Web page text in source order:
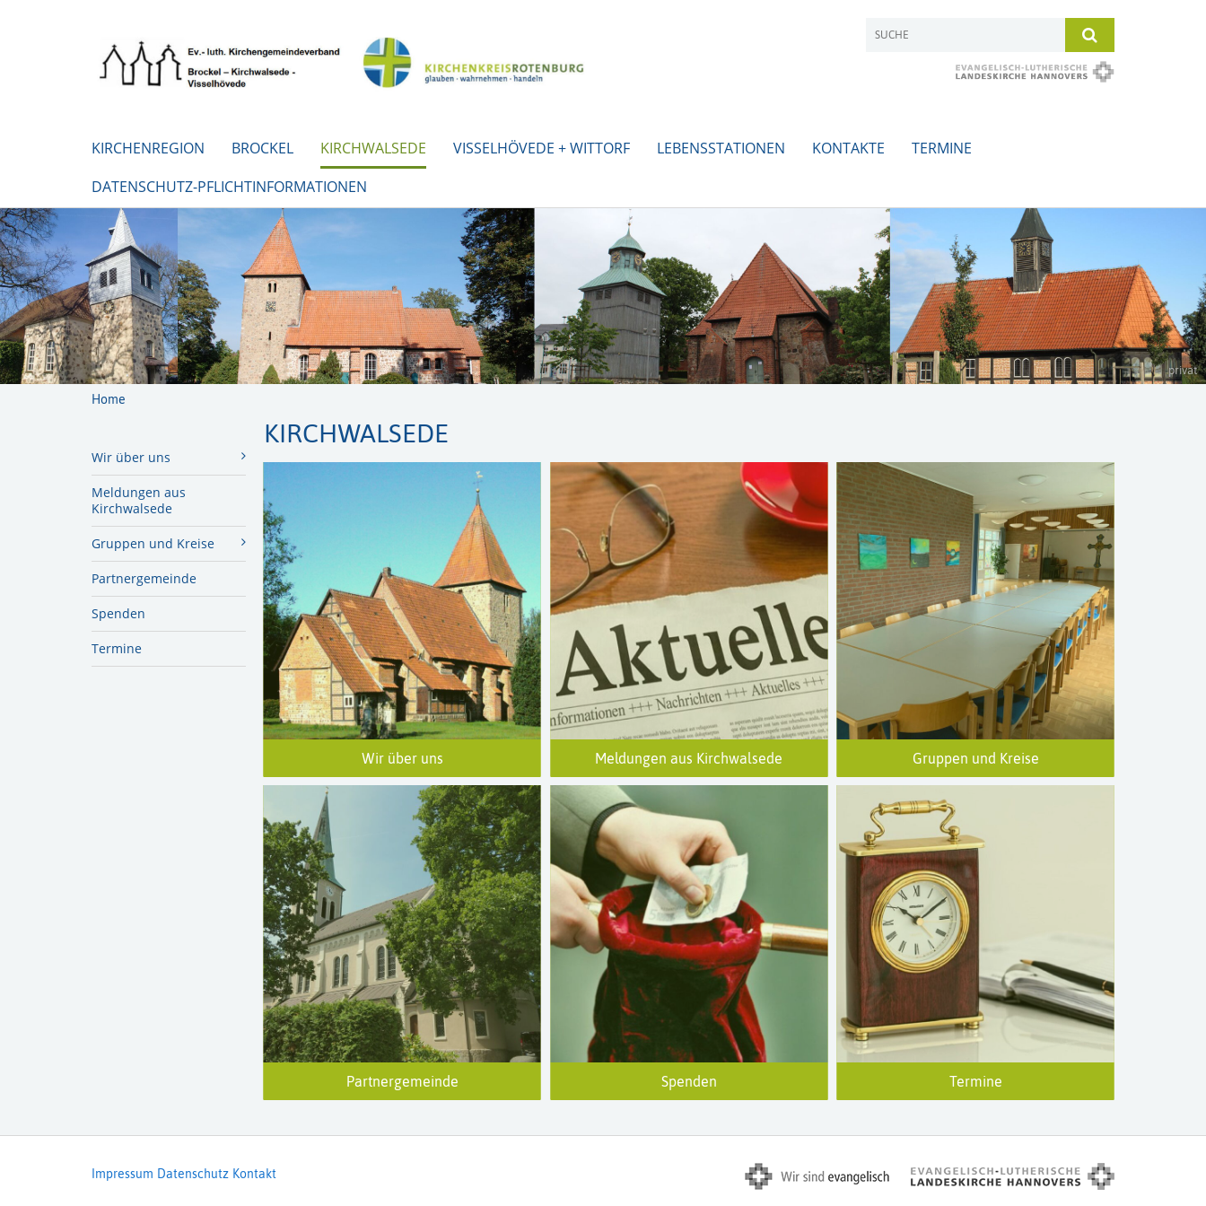
KIRCHENREGION BROCKEL KIRCHWALSEDE VISSELHÖVEDE + WITTORF LEBENSSTATIONEN KONTAKTE
TERMINE
DATENSCHUTZ-PFLICHTINFORMATIONEN
privat
Home
Wir über uns
Meldungen aus
Kirchwalsede
Gruppen und Kreise
Partnergemeinde
Spenden
Termine
KIRCHWALSEDE
Wir über uns Meldungen aus Kirchwalsede Gruppen und Kreise
Partnergemeinde Spenden Termine
Impressum Datenschutz Kontakt